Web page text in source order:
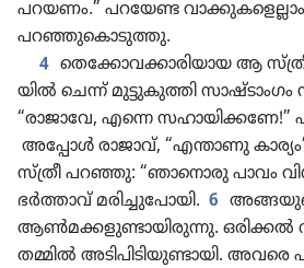
പറയണം.” പറയേണ്ട
പറഞ്ഞുകൊ​ടു​ത്തു.
4 തെക്കോവക്കാരിയായ ആ സ്‌ത്രീ
യിൽ ചെന്ന്‌ മുട്ടു​കു​ത്തി സാഷ്ടാം​ഗം
“രാജാവേ, എന്നെ
അപ്പോൾ രാജാവ്‌, “എന്താണു
സ്‌ത്രീ പറഞ്ഞു: “ഞാനൊ​രു പാവം
ഭർത്താവ്‌ മരിച്ചുപോ​യി. 6
ആൺമക്ക​ളു​ണ്ടാ​യി​രു​ന്നു. ഒരിക്കൽ
തമ്മിൽ അടിപി​ടി​യു​ണ്ടാ​യി. അവരെ